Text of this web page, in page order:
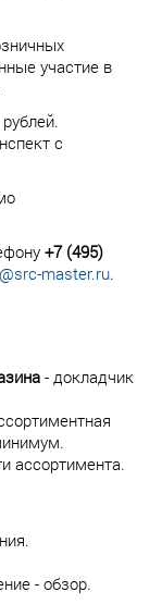
участие в
с
+7 (495)
master.ru.
- докладчик
ассортимента.
- обзор.